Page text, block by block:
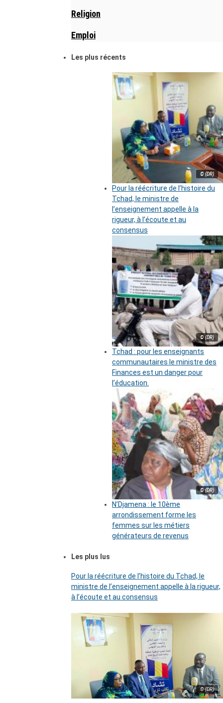
Religion
Emploi
Les plus récents
© (DR)
Pour la réécriture de l’histoire du
Tchad, le ministre de
l’enseignement appelle à la
rigueur, à l’écoute et au
consensus
© (DR)
Tchad : pour les enseignants
communautaires le ministre des
Finances est un danger pour
l’éducation.
© (DR)
N’Djamena : le 10ème
arrondissement forme les
femmes sur les métiers
générateurs de revenus
Les plus lus
Pour la réécriture de l’histoire du Tchad, le
ministre de l’enseignement appelle à la rigueur,
à l’écoute et au consensus
© (DR)